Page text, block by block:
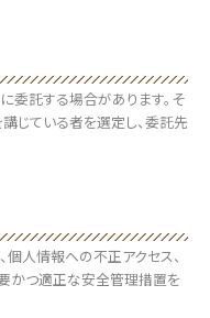
委託する場合があります。そ
じている者を選定し、委託先
人情報への不正アクセス、
かつ適正な安全管理措置を